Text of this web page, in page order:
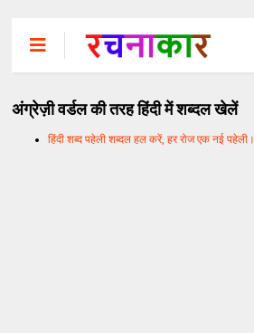
अंग्रेज़ी वर्डल की तरह हिंदी में शब्दल खेलें
हिंदी शब्द पहेली शब्दल हल करें, हर रोज एक नई पहेली।